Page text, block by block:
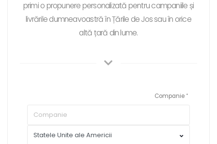
primi o propunere personalizată pentru campaniile și
livrările dumneavoastră în Țările de Jos sau în orice
altă țară din lume.
Companie